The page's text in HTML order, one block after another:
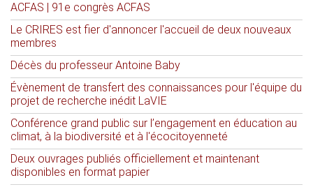
ACFAS | 91e congrès ACFAS
Le CRIRES est fier d'annoncer l'accueil de deux nouveaux
membres
Décès du professeur Antoine Baby
Évènement de transfert des connaissances pour l'équipe du
projet de recherche inédit LaVIE
Conférence grand public sur l’engagement en éducation au
climat, à la biodiversité et à l'écocitoyenneté
Deux ouvrages publiés officiellement et maintenant
disponibles en format papier